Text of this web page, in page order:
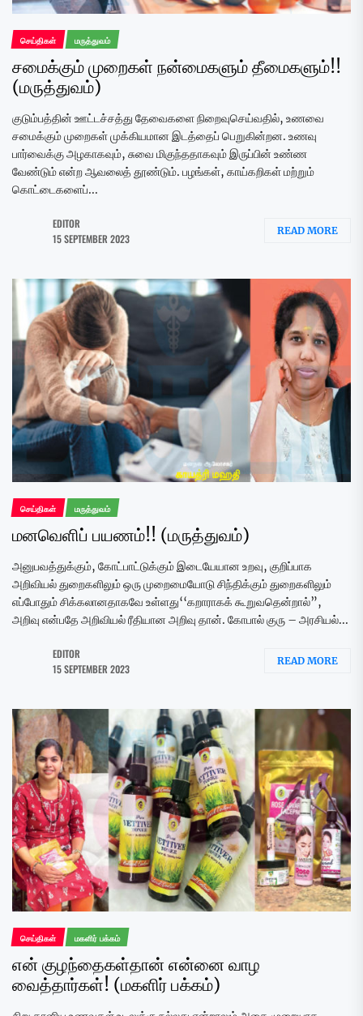
செய்திகள் மருத்துவம்
சமைக்கும் முறைகள் நன்மைகளும் தீமைகளும்!!
(மருத்துவம்)
குடும்பத்தின் ஊட்டச்சத்து தேவைகளை நிறைவுசெய்வதில், உணவை
சமைக்கும் முறைகள் முக்கியமான இடத்தைப் பெறுகின்றன. உணவு
பார்வைக்கு அழகாகவும், சுவை மிகுந்ததாகவும் இருப்பின் உண்ண
வேண்டும் என்ற ஆவலைத் தூண்டும். பழங்கள், காய்கறிகள் மற்றும்
கொட்டைகளைப்...
EDITOR
15 SEPTEMBER 2023
READ MORE
செய்திகள் மருத்துவம்
மனவெளிப் பயணம்!! (மருத்துவம்)
அனுபவத்துக்கும், கோட்பாட்டுக்கும் இடையேயான உறவு, குறிப்பாக
அறிவியல் துறைகளிலும் ஒரு முறைமையோடு சிந்திக்கும் துறைகளிலும்
எப்போதும் சிக்கலானதாகவே உள்ளது‘‘கறாராகக் கூறுவதென்றால்”,
அறிவு என்பதே அறிவியல் ரீதியான அறிவு தான். கோபால் குரு – அரசியல்...
EDITOR
15 SEPTEMBER 2023
READ MORE
செய்திகள் மகளிர் பக்கம்
என் குழந்தைகள்தான் என்னை வாழ
வைத்தார்கள்! (மகளிர் பக்கம்)